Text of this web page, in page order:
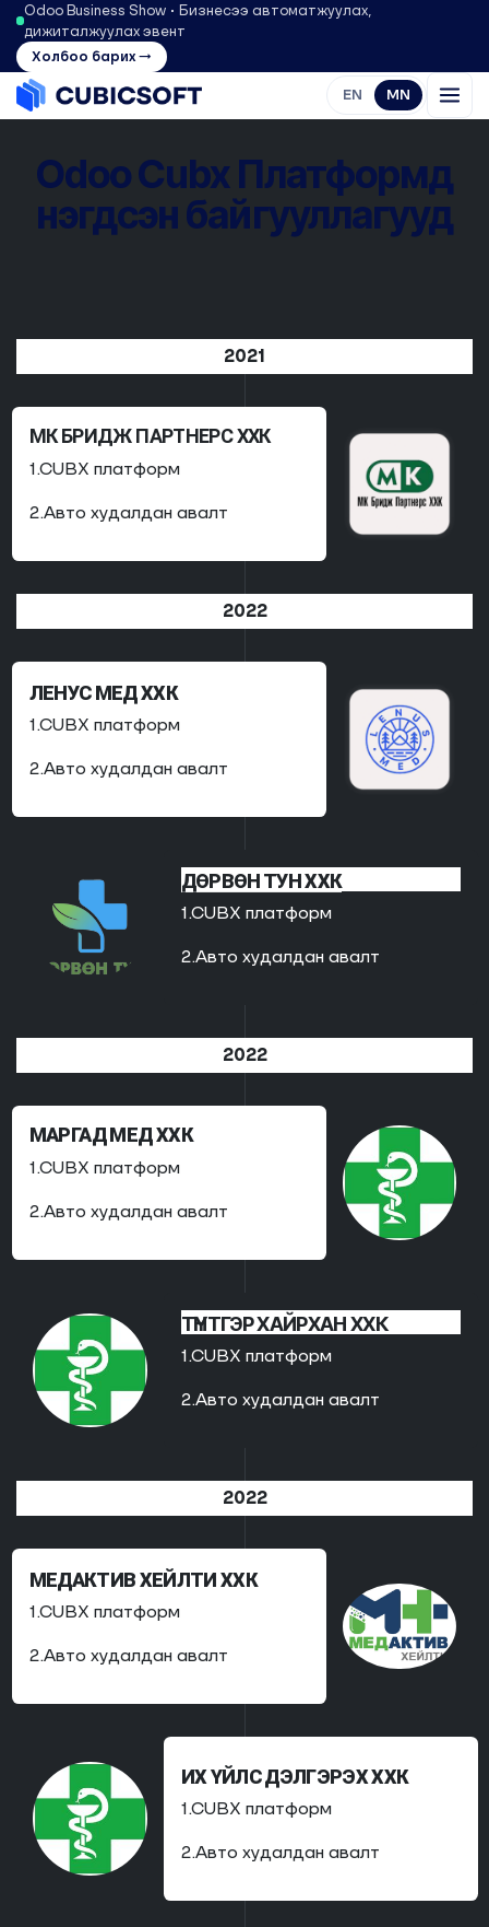
Odoo Business Show • Бизнесээ автоматжуулах,
дижиталжуулах эвент
Холбоо барих →
EN MN
OdooCubx Платформд
нэгдсэн байгууллагууд
2021
МК БРИДЖ ПАРТНЕРС ХХК
1.CUBX платформ
2.Авто худалдан авалт
2022
ЛЕНУС МЕД ХХК
1.CUBX платформ
2.Авто худалдан авалт
ДӨРВӨН ТУН ХХК
1.CUBX платформ
2.Авто худалдан авалт
2022
МАРГАД МЕД ХХК
1.CUBX платформ
2.Авто худалдан авалт
ТҮНТГЭР ХАЙРХАН ХХК
1.CUBX платформ
2.Авто худалдан авалт
2022
МЕДАКТИВ ХЕЙЛТИ ХХК
1.CUBX платформ
2.Авто худалдан авалт
ИХ ҮЙЛС ДЭЛГЭРЭХ ХХК
1.CUBX платформ
2.Авто худалдан авалт